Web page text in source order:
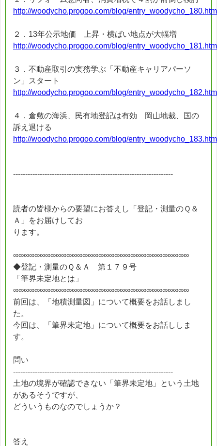
http://woodycho.progoo.com/blog/
２．13年公示地価 上昇・横ばい地点が大幅増
http://woodycho.progoo.com/blog/
３．不動産取引の実務学ぶ「不動産キャリアパーソ
ン」スタート
http://woodycho.progoo.com/blog/
４．倉敷の海浜、民有地登記は有効 岡山地裁、国の
訴え退ける
http://woodycho.progoo.com/blog/
------------------------------------------------------------------
読者の皆様からの要望にお答えし「登記・測量のＱ＆
Ａ」をお届けしてお
ります。
∞∞∞∞∞∞∞∞∞∞∞∞∞∞∞∞∞∞∞∞∞∞∞∞∞∞∞∞∞∞∞∞∞
◆登記・測量のＱ＆Ａ 第１７９号
「筆界未定地とは」
∞∞∞∞∞∞∞∞∞∞∞∞∞∞∞∞∞∞∞∞∞∞∞∞∞∞∞∞∞∞∞∞∞
前回は、「地積測量図」について概要をお話しまし
た。
今回は、「筆界未定地」について概要をお話ししま
す。
問い
------------------------------------------------------------------
土地の境界が確認できない「筆界未定地」という土地
があるそうですが、
どういうものなのでしょうか？
答え